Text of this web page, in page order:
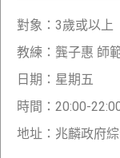
對象：3歲或以上
教練：龔子惠 師
日期：星期五
時間：20:00-
地址：兆麟政府